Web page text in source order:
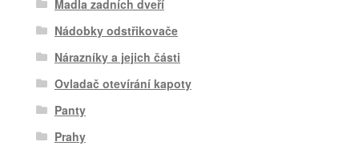
Madla zadních dveří
Nádobky odstřikovače
Nárazníky a jejich části
Ovladač otevírání kapoty
Panty
Prahy